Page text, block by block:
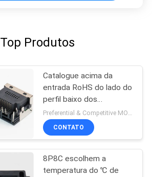
Top Produtos
Catalogue acima da
entrada RoHS do lado do
perfil baixo dos
conectores de 1x1 8P8C
RJ45 complacente
Preferential & Competitive MOQ:3000
CONTATO
8P8C escolhem a
temperatura do ℃ de